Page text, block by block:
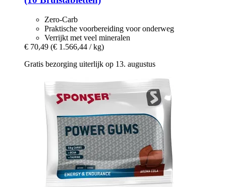
Zero-Carb
Praktische voorbereiding voor onderweg
Verrijkt met veel mineralen
€ 70,49 (€ 1.566,44 / kg)
Gratis bezorging uiterlijk op 13. augustus